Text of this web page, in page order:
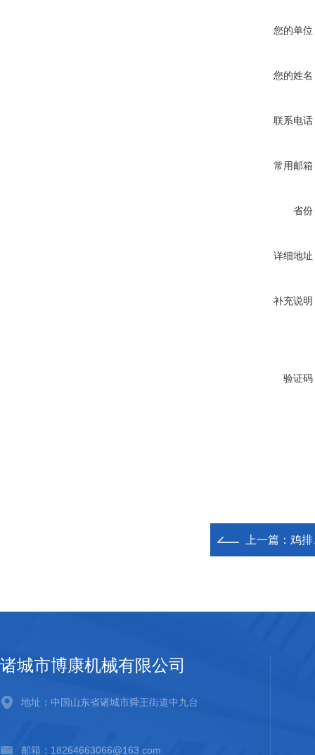
您的单位
您的姓名
联系电话
常用邮箱
省份
详细地址
补充说明
验证码
上一篇： 鸡排
诸城市博康机械有限公司
地址：中国山东省诸城市舜王街道中九台
邮箱：18264663066@163.com